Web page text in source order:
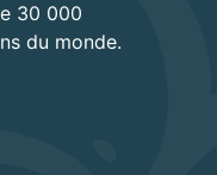
30 000
du monde.